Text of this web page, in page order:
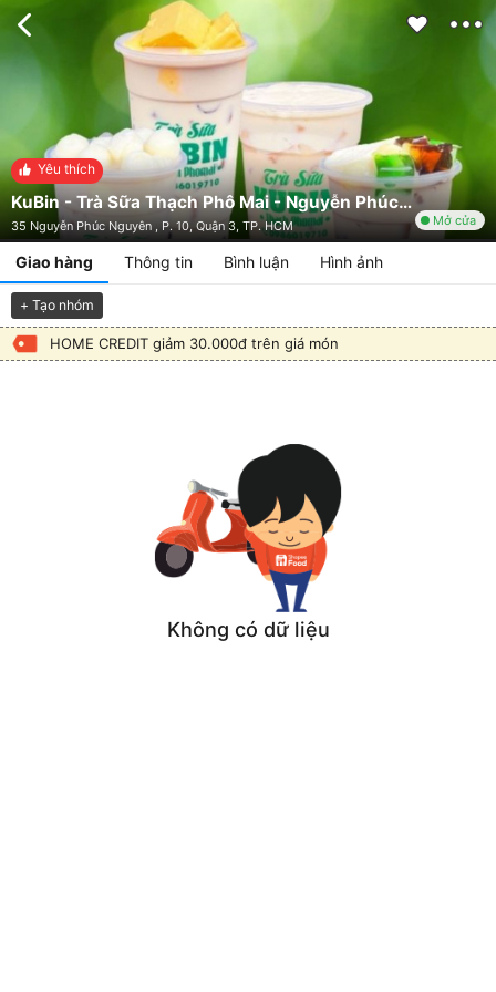
Yêu thích
KuBin - Trà Sữa Thạch Phô Mai - Nguyễn Phúc Nguyên
35 Nguyễn Phúc Nguyên , P. 10, Quận 3, TP. HCM Mở cửa
Giao hàng Thông tin Bình luận Hình ảnh
+ Tạo nhóm
HOME CREDIT giảm 30.000đ trên giá món
Không có dữ liệu